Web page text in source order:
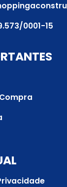
0001-15